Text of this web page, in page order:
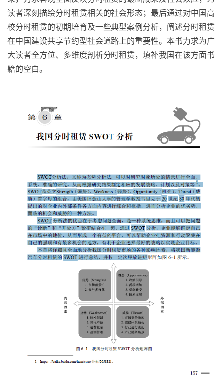
读者深刻描绘分时租赁相关的社会形态；最后通过对中国高
校分时租赁的初期培育及一些典型案例分析，阐述分时租赁
在中国建设共享节约型社会道路上的重要性。本书力求为广
大读者全方位、多维度剖析分时租赁，填补我国在该方面书
籍的空白。